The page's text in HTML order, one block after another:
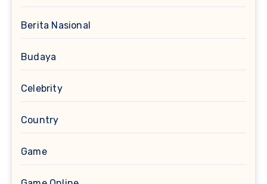
Berita Nasional
Budaya
Celebrity
Country
Game